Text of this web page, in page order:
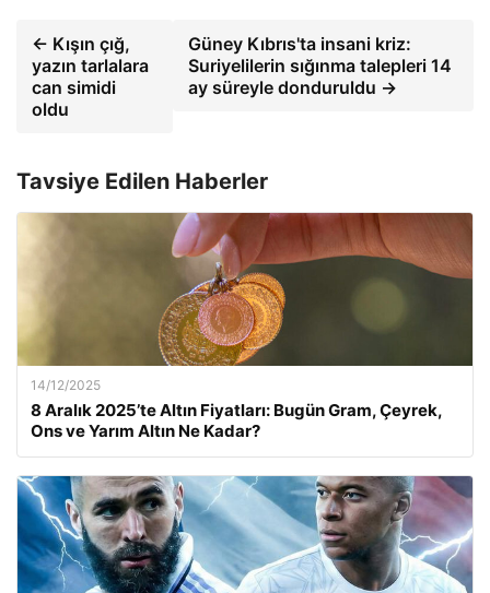
← Kışın çığ,
yazın tarlalara
can simidi
oldu
Güney Kıbrıs'ta insani kriz:
Suriyelilerin sığınma talepleri 14
ay süreyle donduruldu →
Tavsiye Edilen Haberler
14/12/2025
8 Aralık 2025’te Altın Fiyatları: Bugün Gram, Çeyrek,
Ons ve Yarım Altın Ne Kadar?